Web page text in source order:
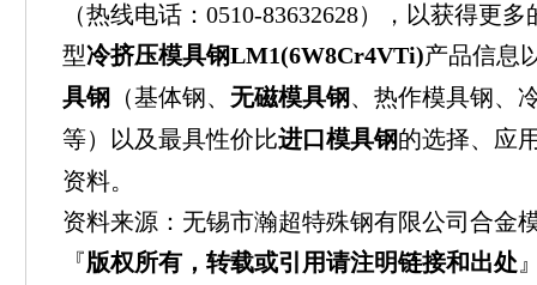
（热线电话：0510-83632628），以获得更
型冷挤压模具钢LM1(6W8Cr4VTi)产品信息
具钢
（基体钢、 无磁模具钢 、热作模具钢、
等）以及最具性价比进口模具钢的选择、应
资料。
资料来源：无锡市瀚超特殊钢有限公司合金
『版权所有，转载或引用请注明链接和出处